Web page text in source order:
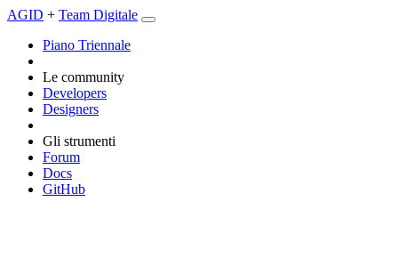
AGID + Team Digitale
Piano Triennale
Le community
Developers
Designers
Gli strumenti
Forum
Docs
GitHub